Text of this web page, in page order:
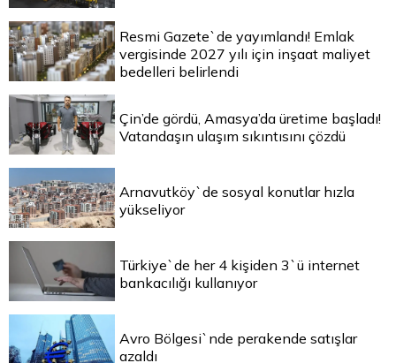
Resmi Gazete`de yayımlandı! Emlak
vergisinde 2027 yılı için inşaat maliyet
bedelleri belirlendi
Çin’de gördü, Amasya’da üretime başladı!
Vatandaşın ulaşım sıkıntısını çözdü
Arnavutköy`de sosyal konutlar hızla
yükseliyor
Türkiye`de her 4 kişiden 3`ü internet
bankacılığı kullanıyor
Avro Bölgesi`nde perakende satışlar
azaldı